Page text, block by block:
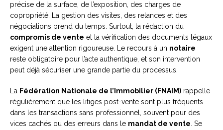
précise de la surface, de l’exposition, des charges de
copropriété. La gestion des visites, des relances et des
négociations prend du temps. Surtout, la rédaction du
compromis de vente et la vérification des documents légaux
exigent une attention rigoureuse. Le recours à un notaire
reste obligatoire pour l’acte authentique, et son intervention
peut déjà sécuriser une grande partie du processus.
La Fédération Nationale de l’Immobilier (FNAIM) rappelle
régulièrement que les litiges post-vente sont plus fréquents
dans les transactions sans professionnel, souvent pour des
vices cachés ou des erreurs dans le mandat de vente. Se